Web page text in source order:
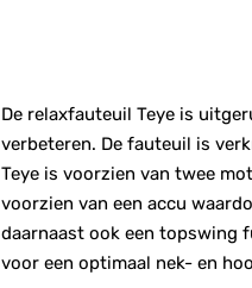
De relaxfauteuil Teye is
verbeteren. De fauteuil is
Teye is voorzien van twee
voorzien van een accu
daarnaast ook een topswing
voor een optimaal nek- en